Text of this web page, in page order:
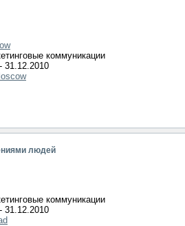
коммуникации
31.12.2010
людей
коммуникации
31.12.2010